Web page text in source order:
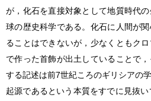
が，化石を直接対象として地質時代
球の歴史科学である。化石に人間が
ることはできないが，少なくともク
で作った首飾が出土していることで
する記述は前7世紀ころのギリシアの
起源であるという本質をすでに見抜